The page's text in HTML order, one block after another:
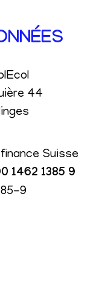
44
Suisse
1462 1385 9
9